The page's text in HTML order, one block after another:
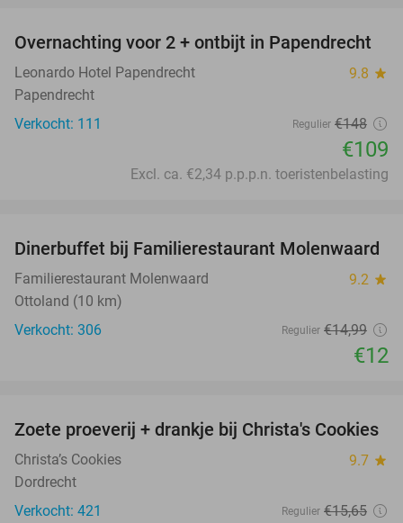
26%
Overnachting voor 2 + ontbijt in Papendrecht
Leonardo Hotel Papendrecht 9.8 star
Papendrecht
Verkocht: 111
Regulier €148
€109
Excl. ca. €2,34 p.p.p.n. toeristenbelasting
20%
Dinerbuffet bij Familierestaurant Molenwaard
Familierestaurant Molenwaard 9.2 star
Ottoland (10 km)
Verkocht: 306
Regulier €14,99
€12
46%
Zoete proeverij + drankje bij Christa's Cookies
Christa’s Cookies 9.7 star
Dordrecht
Verkocht: 421
Regulier €15,65